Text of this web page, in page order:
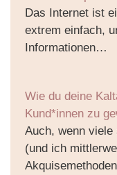
Das Internet ist
extrem einfach,
Informationen…
Wie du deine
Kund*innen zu
Auch, wenn
(und ich